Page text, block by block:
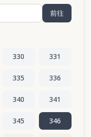
前往
330 331
335 336
340 341
345 346